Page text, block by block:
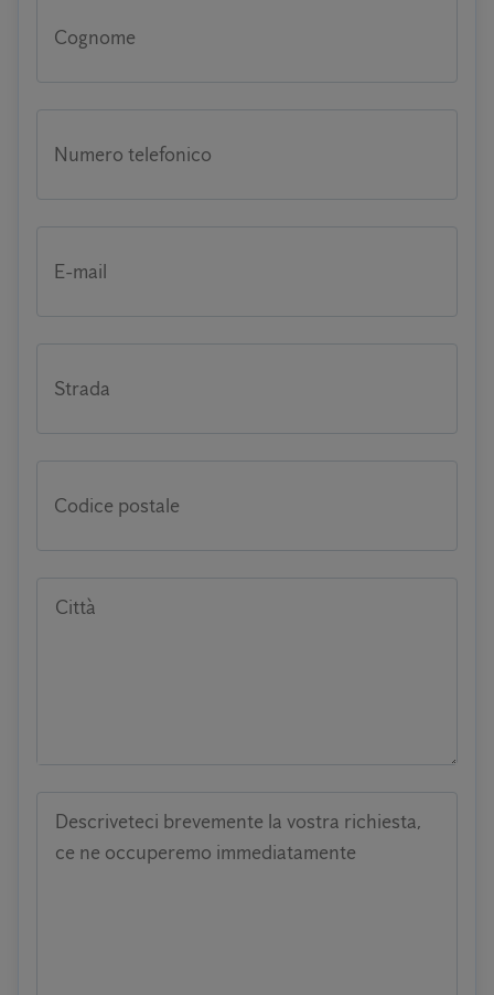
Cognome
Numero telefonico
E-mail
Strada
Codice postale
Città
Descriveteci brevemente la vostra richiesta,
ce ne occuperemo immediatamente